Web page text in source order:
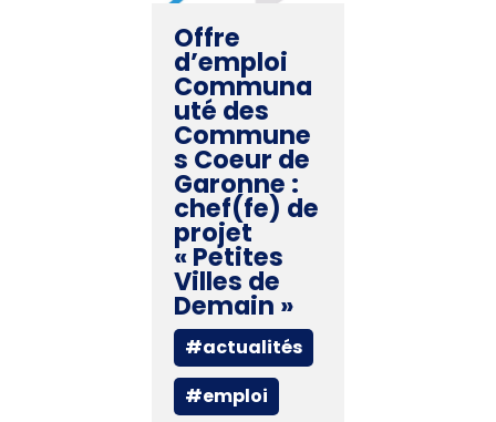
Offre
d’emploi
Communa
uté des
Commune
s Coeur de
Garonne :
chef(fe) de
projet
« Petites
Villes de
Demain »
#actualités
#emploi